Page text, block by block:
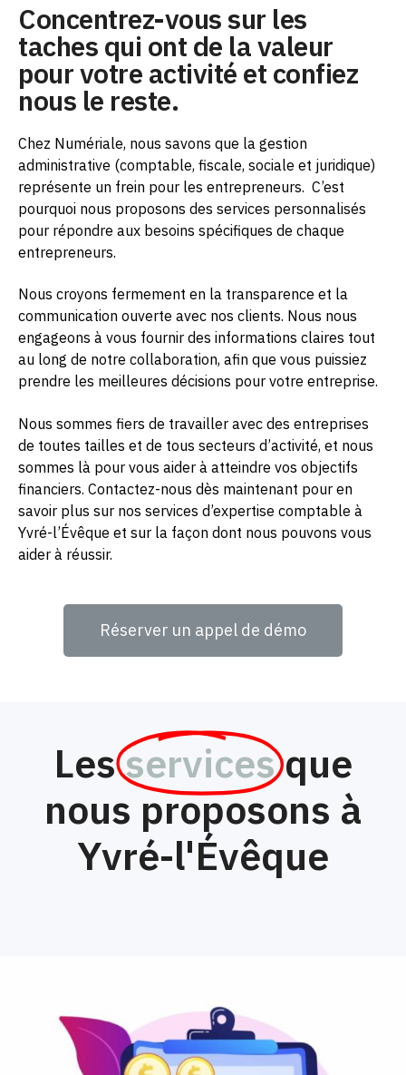
Concentrez-vous sur les
taches qui ont de la valeur
pour votre activité et confiez
nous le reste.
Chez Numériale, nous savons que la gestion
administrative (comptable, fiscale, sociale et juridique)
représente un frein pour les entrepreneurs. C’est
pourquoi nous proposons des services personnalisés
pour répondre aux besoins spécifiques de chaque
entrepreneurs.
Nous croyons fermement en la transparence et la
communication ouverte avec nos clients. Nous nous
engageons à vous fournir des informations claires tout
au long de notre collaboration, afin que vous puissiez
prendre les meilleures décisions pour votre entreprise.
Nous sommes fiers de travailler avec des entreprises
de toutes tailles et de tous secteurs d’activité, et nous
sommes là pour vous aider à atteindre vos objectifs
financiers. Contactez-nous dès maintenant pour en
savoir plus sur nos services d’expertise comptable à
Yvré-l’Évêque et sur la façon dont nous pouvons vous
aider à réussir.
Réserver un appel de démo
Lesservices que
nous proposons à
Yvré-l'Évêque